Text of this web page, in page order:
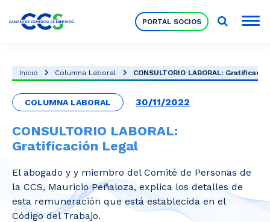
PORTAL SOCIOS
Nuestra Institución
Pilares Estratégicos
Comités de Trabajo
Inicio Columna Laboral CONSULTORIO LABORAL:
COLUMNA LABORAL 30/11/2022
CONSULTORIO LABORAL:
Gratificación Legal
El abogado y y miembro del Comité de Personas de
la CCS, Mauricio Peñaloza, explica los detalles de
esta remuneración que está establecida en el
Código del Trabajo.